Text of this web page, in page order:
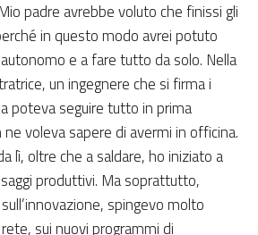
padre avrebbe voluto che finissi gli
in questo modo avrei potuto
e a fare tutto da solo. Nella
un ingegnere che si firma i
poteva seguire tutto in prima
voleva sapere di avermi in officina.
lì, oltre che a saldare, ho iniziato a
produttivi. Ma soprattutto,
spingevo molto
sui nuovi programmi di